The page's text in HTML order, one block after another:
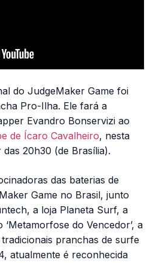
do JudgeMaker Game foi
Pro-Ilha. Ele fará a
Evandro Bonservizi ao
de Ícaro Cavalheiro, nesta
20h30 (de Brasília).
das baterias de
Game no Brasil, junto
a loja Planeta Surf, a
do Vencedor’, a
pranchas de surfe
atualmente é reconhecida